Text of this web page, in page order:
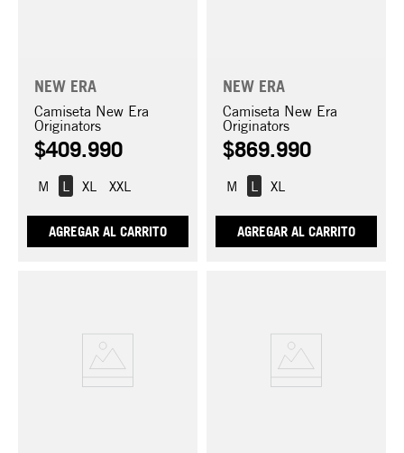
NEW ERA
Camiseta New Era
Originators
$409.990
L
M XL XXL
AGREGAR AL CARRITO
NEW ERA
Camiseta New Era
Originators
$869.990
L
M XL
AGREGAR AL CARRITO